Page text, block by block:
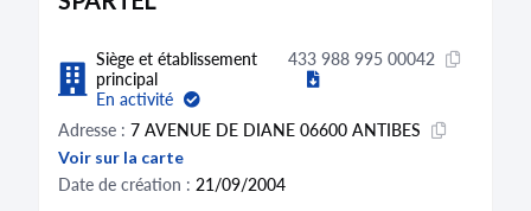
Siège et établissement
principal
En activité
433 988 995 00042
Adresse : 7 AVENUE DE DIANE 06600 ANTIBES
Voir sur la carte
Date de création : 21/09/2004